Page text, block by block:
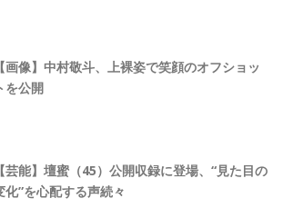
【画像】中村敬斗、上裸姿で笑顔のオフショッ
を公開
【芸能】壇蜜（45）公開収録に登場、“見た目の
化”を心配する声続々